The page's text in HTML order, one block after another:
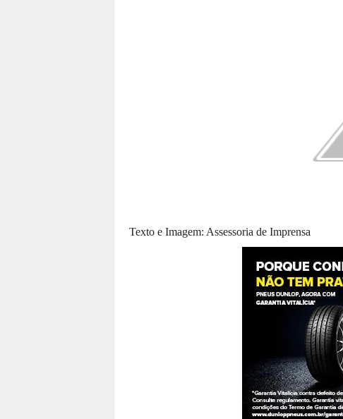
Texto e Imagem: Assessoria de Imprensa